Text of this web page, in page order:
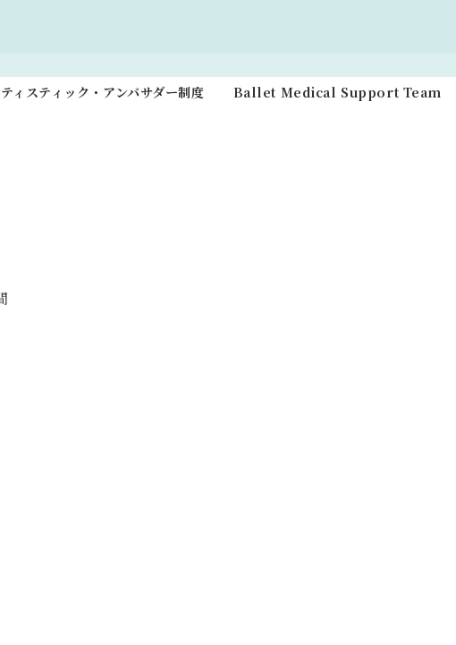
ィスティック・アンバサダー制度 Ballet Medical Support Team